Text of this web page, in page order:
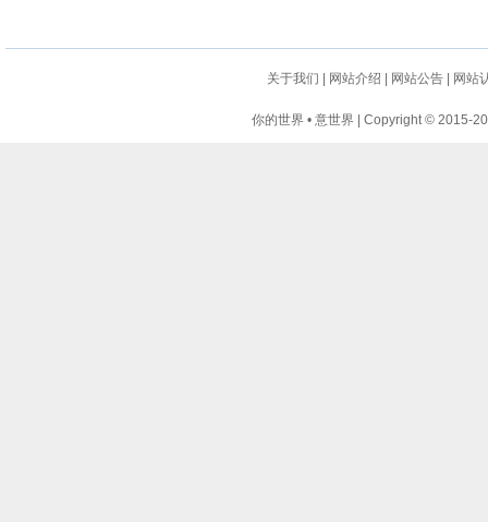
关于我们 网站介绍 网站公告 网站
你的世界 • 意世界 | Copyright © 2015-